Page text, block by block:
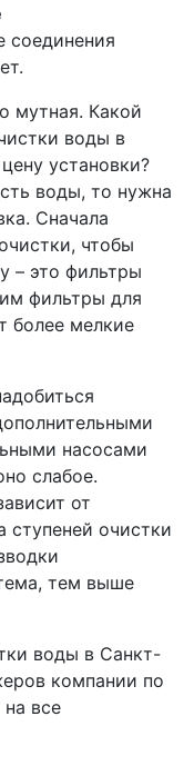
соединения
мутная. Какой
воды в
установки?
воды, то нужна
Сначала
чтобы
– это фильтры
фильтры для
более мелкие
насосами
слабое.
от
ступеней очистки
тем выше
воды в Санкт-
компании по
все